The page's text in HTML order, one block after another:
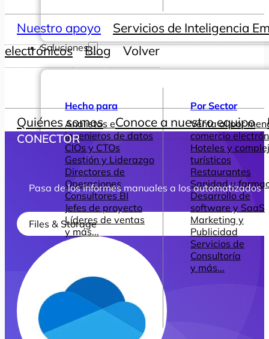
Soluciones
Hecho para
Analistas e
ingenieros de datos
CIOs y CTOs
Gestión y Liderazgo
Directores de
Operaciones
Consultores BI
Jefes de proyecto
Líderes de ventas
y más...
Por Sector
Venta al por
comercio
Hoteles y
turísticos
Restaurantes
Sanidad y
Desarrollo de
software y SaaS
Marketing y
Publicidad
Servicios de
Consultoría
y más...
Nuestro apoyo
Servicios de Inteligencia
electrónicos
Blog Volver
Quiénes somos Conoce a nuestro equipo
CONECTOR
Pasa de los informes manuales a los automatizados
Files & Storage